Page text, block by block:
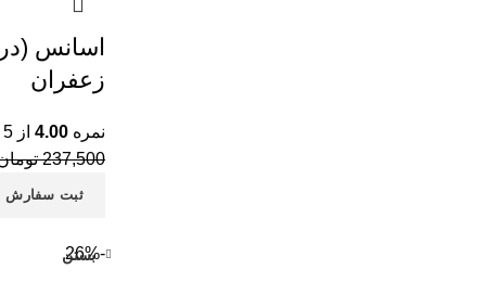
اسانس
زعفران
نمره 4.00 از 5
237,500
ثبت سفارش
-26% بستن